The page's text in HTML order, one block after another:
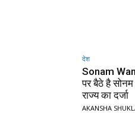
देश
Sonam
पर बैठे है
राज्य का दर्जा
AKANSHA